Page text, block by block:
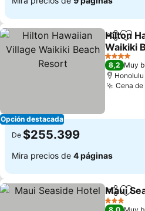
Opción destacada
Hilton
Waikiki
4 Estrellas
8,2 Muy
Honolulu
Cena
De $255.399
Mira precios de 4 páginas
Maui
3 Estrellas